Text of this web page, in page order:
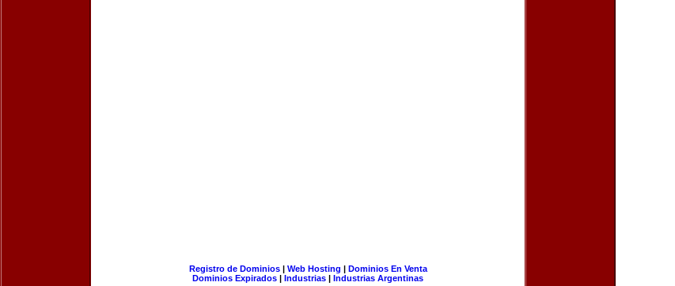
Registro de Dominios| Web Hosting | Dominios En Venta
Dominios Expirados | Industrias | Industrias Argentinas